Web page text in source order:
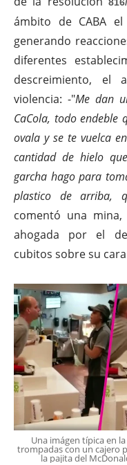
ámbito de CABA
generando
diferentes
descreimiento, el
violencia: -"Me dan
CaCola, todo endeble
ovala y se te vuelca
cantidad de hielo
garcha hago para
plastico de arriba,
comentó una
ahogada por el
cubitos sobre su
Una imágen típica en
trompadas con un cajero
la pajita del